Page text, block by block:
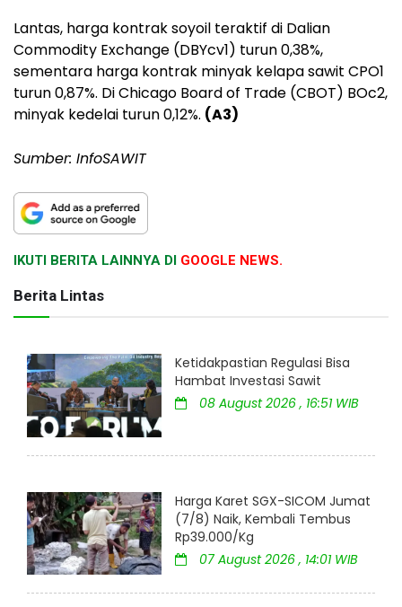
Lantas, harga kontrak soyoil teraktif di Dalian
Commodity Exchange (DBYcv1) turun 0,38%,
sementara harga kontrak minyak kelapa sawit CPO1
turun 0,87%. Di Chicago Board of Trade (CBOT) BOc2,
minyak kedelai turun 0,12%. (A3)
Sumber: InfoSAWIT
IKUTI BERITA LAINNYA DI GOOGLE NEWS.
Berita Lintas
Ketidakpastian Regulasi Bisa
Hambat Investasi Sawit
08 August 2026 , 16:51 WIB
Harga Karet SGX-SICOM Jumat
(7/8) Naik, Kembali Tembus
Rp39.000/Kg
07 August 2026 , 14:01 WIB